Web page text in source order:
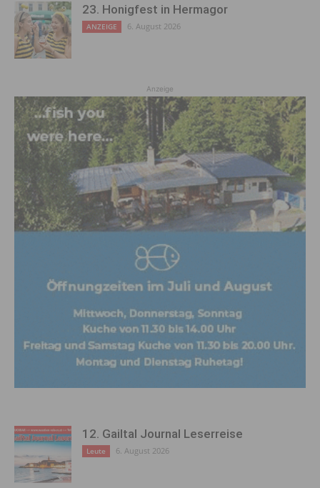
23. Honigfest in Hermagor
ANZEIGE 6. August 2026
Anzeige
12. Gailtal Journal Leserreise
Leute 6. August 2026